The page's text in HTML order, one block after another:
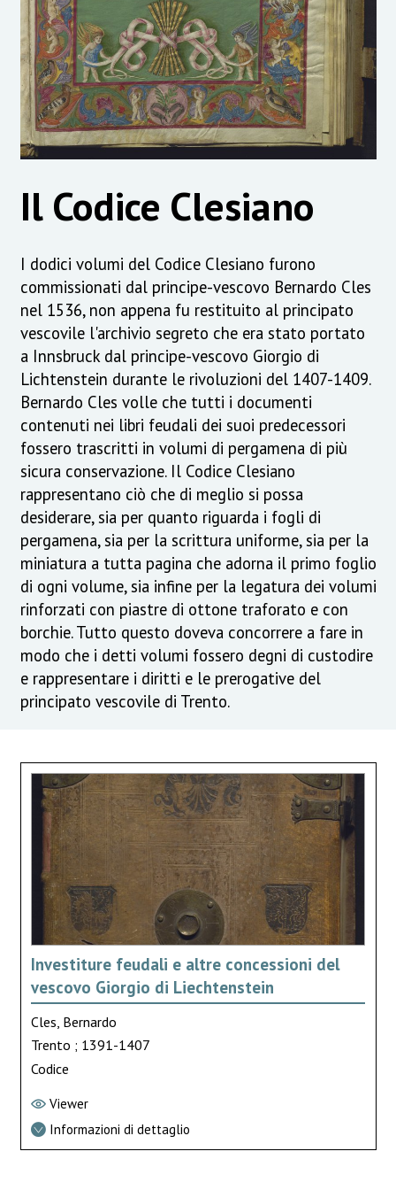
Il Codice Clesiano
I dodici volumi del Codice Clesiano furono
commissionati dal principe-vescovo Bernardo Cles
nel 1536, non appena fu restituito al principato
vescovile l'archivio segreto che era stato portato
a Innsbruck dal principe-vescovo Giorgio di
Lichtenstein durante le rivoluzioni del 1407-1409.
Bernardo Cles volle che tutti i documenti
contenuti nei libri feudali dei suoi predecessori
fossero trascritti in volumi di pergamena di più
sicura conservazione. Il Codice Clesiano
rappresentano ciò che di meglio si possa
desiderare, sia per quanto riguarda i fogli di
pergamena, sia per la scrittura uniforme, sia per la
miniatura a tutta pagina che adorna il primo foglio
di ogni volume, sia infine per la legatura dei volumi
rinforzati con piastre di ottone traforato e con
borchie. Tutto questo doveva concorrere a fare in
modo che i detti volumi fossero degni di custodire
e rappresentare i diritti e le prerogative del
principato vescovile di Trento.
Investiture feudali e altre concessioni del
vescovo Giorgio di Liechtenstein
Cles, Bernardo
Trento ; 1391-1407
Codice
Viewer
Informazioni di dettaglio